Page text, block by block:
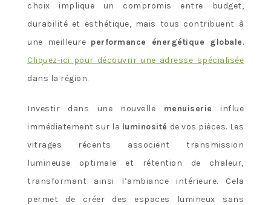
choix implique un compromis entre budget,
durabilité et esthétique, mais tous contribuent à
une meilleure performance énergétique globale.
Cliquez-ici pour découvrir une adresse spécialisée
dans la région.
Investir dans une nouvelle menuiserie
influe
immédiatement sur la luminosité de vos pièces. Les
vitrages récents associent transmission
lumineuse optimale et rétention de chaleur,
transformant ainsi l’ambiance intérieure. Cela
permet de créer des espaces lumineux sans